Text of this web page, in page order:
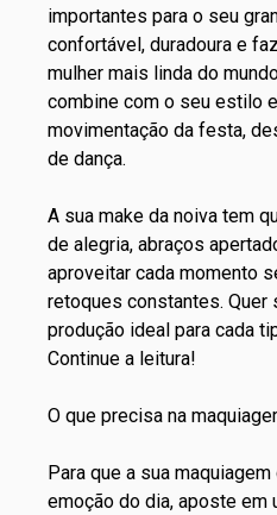
importantes para o seu
confortável, duradoura e
mulher mais linda do
combine com o seu estilo
movimentação da festa,
de dança.
A sua make da noiva tem
de alegria, abraços
aproveitar cada momento
retoques constantes. Quer
produção ideal para cada
Continue a leitura!
O que precisa na
Para que a sua
emoção do dia, aposte em